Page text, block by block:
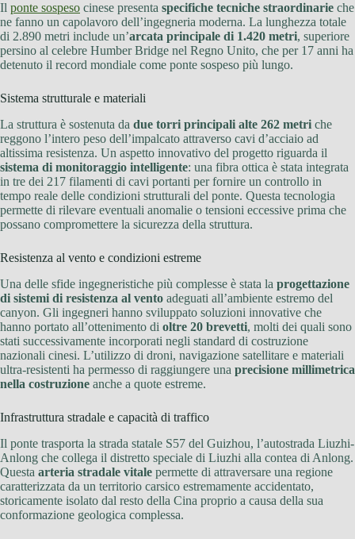
Il ponte sospeso cinese presenta specifiche tecniche straordinarie che
ne fanno un capolavoro dell’ingegneria moderna. La lunghezza totale
di 2.890 metri include un’arcata principale di 1.420 metri, superiore
persino al celebre Humber Bridge nel Regno Unito, che per 17 anni ha
detenuto il record mondiale come ponte sospeso più lungo.
Sistema strutturale e materiali
La struttura è sostenuta da due torri principali alte 262 metri che
reggono l’intero peso dell’impalcato attraverso cavi d’acciaio ad
altissima resistenza. Un aspetto innovativo del progetto riguarda il
sistema di monitoraggio intelligente: una fibra ottica è stata integrata
in tre dei 217 filamenti di cavi portanti per fornire un controllo in
tempo reale delle condizioni strutturali del ponte. Questa tecnologia
permette di rilevare eventuali anomalie o tensioni eccessive prima che
possano compromettere la sicurezza della struttura.
Resistenza al vento e condizioni estreme
Una delle sfide ingegneristiche più complesse è stata la progettazione
di sistemi di resistenza al vento adeguati all’ambiente estremo del
canyon. Gli ingegneri hanno sviluppato soluzioni innovative che
hanno portato all’ottenimento di oltre 20 brevetti, molti dei quali sono
stati successivamente incorporati negli standard di costruzione
nazionali cinesi. L’utilizzo di droni, navigazione satellitare e materiali
ultra-resistenti ha permesso di raggiungere una precisione millimetrica
nella costruzione anche a quote estreme.
Infrastruttura stradale e capacità di traffico
Il ponte trasporta la strada statale S57 del Guizhou, l’autostrada Liuzhi-
Anlong che collega il distretto speciale di Liuzhi alla contea di Anlong.
Questa arteria stradale vitale permette di attraversare una regione
caratterizzata da un territorio carsico estremamente accidentato,
storicamente isolato dal resto della Cina proprio a causa della sua
conformazione geologica complessa.